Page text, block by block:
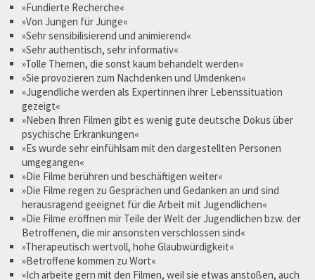
»Fundierte Recherche«
»Von Jungen für Junge«
»Sehr sensibilisierend und animierend«
»Sehr authentisch, sehr informativ«
»Tolle Themen, die sonst kaum behandelt werden«
»Sie provozieren zum Nachdenken und Umdenken«
»Jugendliche werden als Expertinnen ihrer Lebenssituation
gezeigt«
»Neben Ihren Filmen gibt es wenig gute deutsche Dokus über
psychische Erkrankungen«
»Es wurde sehr einfühlsam mit den dargestellten Personen
umgegangen«
»Die Filme berühren und beschäftigen weiter«
»Die Filme regen zu Gesprächen und Gedanken an und sind
herausragend geeignet für die Arbeit mit Jugendlichen«
»Die Filme eröffnen mir Teile der Welt der Jugendlichen bzw. der
Betroffenen, die mir ansonsten verschlossen sind«
»Therapeutisch wertvoll, hohe Glaubwürdigkeit«
»Betroffene kommen zu Wort«
»Ich arbeite gern mit den Filmen, weil sie etwas anstoßen, auch